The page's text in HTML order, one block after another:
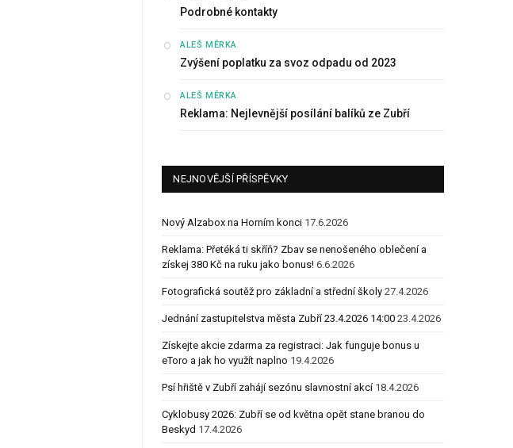
Podrobné kontakty
ALEŠ MĚRKA:
Zvýšení poplatku za svoz odpadu od 2023
ALEŠ MĚRKA:
Reklama: Nejlevnější posílání balíků ze Zubří
NEJNOVĚJŠÍ PŘÍSPĚVKY
Nový Alzabox na Horním konci 17.6.2026
Reklama: Přetéká ti skříň? Zbav se nenošeného oblečení a
získej 380 Kč na ruku jako bonus! 6.6.2026
Fotografická soutěž pro základní a střední školy 27.4.2026
Jednání zastupitelstva města Zubří 23.4.2026 14:00 23.4.2026
Získejte akcie zdarma za registraci: Jak funguje bonus u
eToro a jak ho využít naplno 19.4.2026
Psí hřiště v Zubří zahájí sezónu slavnostní akcí 18.4.2026
Cyklobusy 2026: Zubří se od května opět stane branou do
Beskyd 17.4.2026